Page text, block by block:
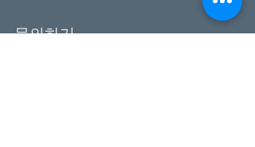
문의하기